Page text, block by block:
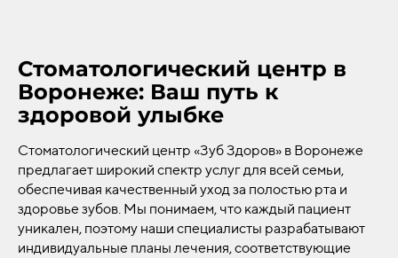
Стоматологический центр в
Воронеже: Ваш путь к
здоровой улыбке
Стоматологический центр «Зуб Здоров» в Воронеже
предлагает широкий спектр услуг для всей семьи,
обеспечивая качественный уход за полостью рта и
здоровье зубов. Мы понимаем, что каждый пациент
уникален, поэтому наши специалисты разрабатывают
индивидуальные планы лечения, соответствующие